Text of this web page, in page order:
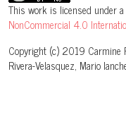
This work is licensed under a
NonCommercial 4.0
Copyright (c) 2019 Carmine
Rivera-Velasquez, Mario